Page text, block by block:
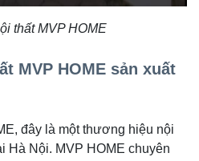
thất MVP HOME
MVP HOME sản xuất
đây là một thương hiệu nội
Hà Nội. MVP HOME chuyên